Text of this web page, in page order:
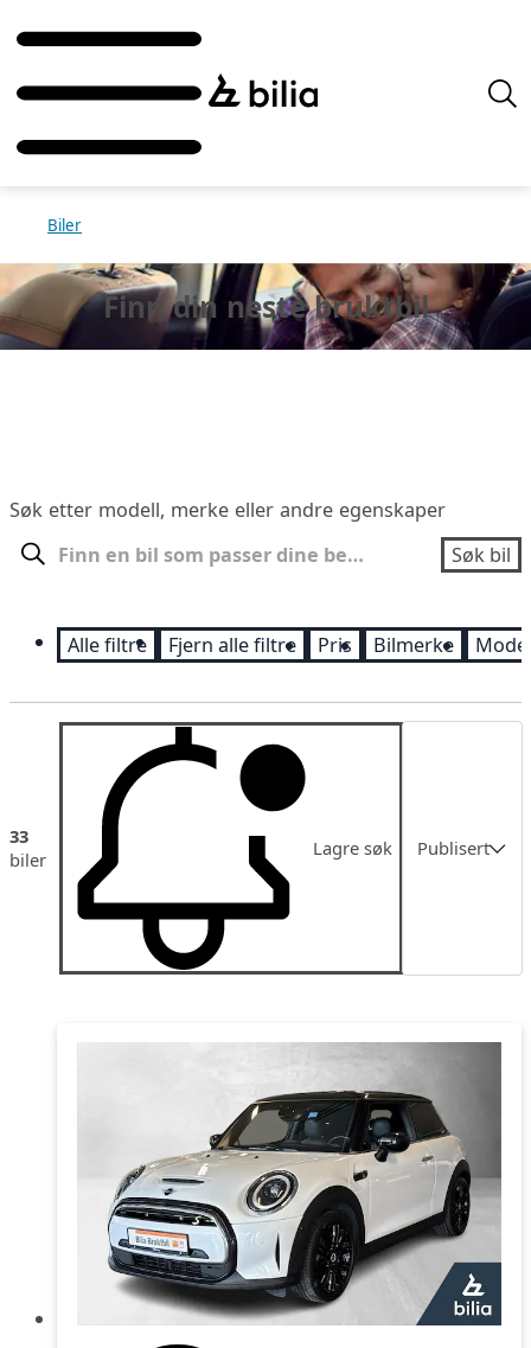
Biler
Finn din nestebruktbil
Søk etter modell, merke eller andre egenskaper
Søk bil
Alle filtre Fjern alle filtre Pris Bilmerke
33
biler
Lagre søk
Sortering
Publisert
Pris lav-høy